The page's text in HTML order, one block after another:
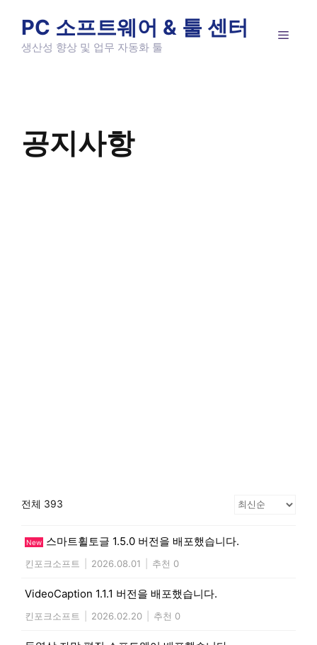
content
PC 소프트웨어 & 툴 센터
생산성 향상 및 업무 자동화 툴
공지사항
전체 393
New 스마트휠토글 1.5.0 버전을 배포했습니다.
킨포크소프트 2026.08.01 추천 0
VideoCaption 1.1.1 버전을 배포했습니다.
킨포크소프트 2026.02.20 추천 0